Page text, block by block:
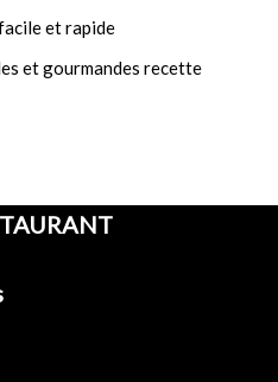
et rapide
et gourmandes recette